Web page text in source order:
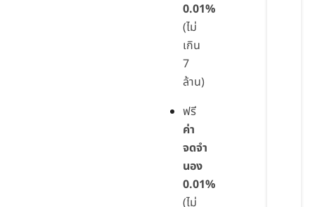
0.01%
(ไม่
เกิน
7
ล้าน)
ฟรี
ค่า
จดจำ
นอง
0.01%
(ไม่